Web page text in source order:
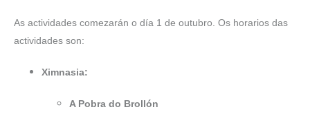
As actividades comezarán o día 1 de outubro. Os horarios das
actividades son:
Ximnasia:
A Pobra do Brollón